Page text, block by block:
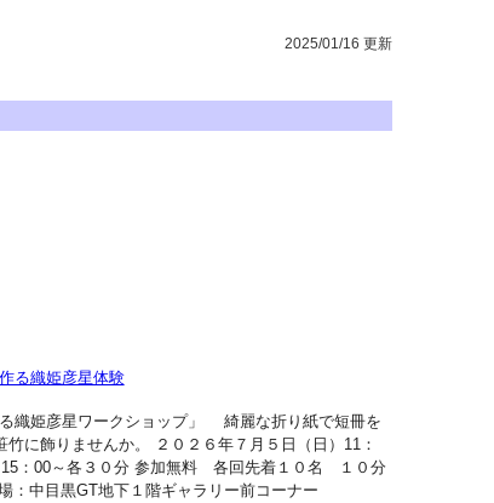
2025/01/16 更新
る織姫彦星体験
る織姫彦星ワークショップ」 綺麗な折り紙で短冊を
に飾りませんか。 ２０２６年７月５日（日）11：
15：00～各３０分 参加無料 各回先着１０名 １０分
：中目黒GT地下１階ギャラリー前コーナー